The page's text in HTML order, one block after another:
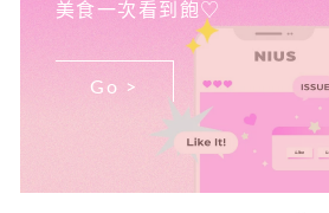
美食一次看到飽♡
Go >